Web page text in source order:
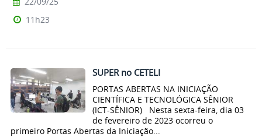
11h23
SUPER no CETELI
PORTAS ABERTAS NA INICIAÇÃO
CIENTÍFICA E TECNOLÓGICA SÊNIOR
(ICT-SÊNIOR) Nesta sexta-feira, dia 03
de fevereiro de 2023 ocorreu o
primeiro Portas Abertas da Iniciação...